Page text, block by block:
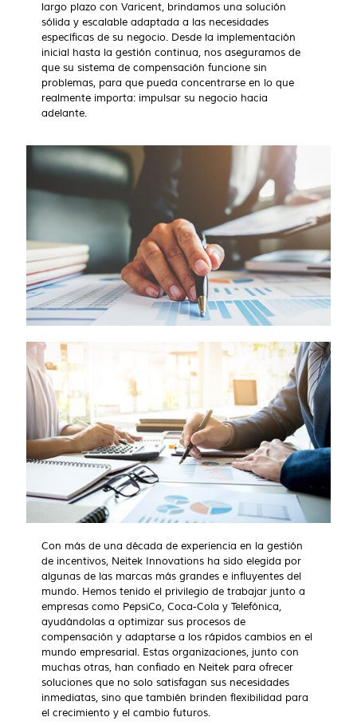
largo plazo con Varicent, brindamos una solución
sólida y escalable adaptada a las necesidades
específicas de su negocio. Desde la implementación
inicial hasta la gestión continua, nos aseguramos de
que su sistema de compensación funcione sin
problemas, para que pueda concentrarse en lo que
realmente importa: impulsar su negocio hacia
adelante.
Con más de una década de experiencia en la gestión
de incentivos, Neitek Innovations ha sido elegida por
algunas de las marcas más grandes e influyentes del
mundo. Hemos tenido el privilegio de trabajar junto a
empresas como PepsiCo, Coca-Cola y Telefónica,
ayudándolas a optimizar sus procesos de
compensación y adaptarse a los rápidos cambios en el
mundo empresarial. Estas organizaciones, junto con
muchas otras, han confiado en Neitek para ofrecer
soluciones que no solo satisfagan sus necesidades
inmediatas, sino que también brinden flexibilidad para
el crecimiento y el cambio futuros.